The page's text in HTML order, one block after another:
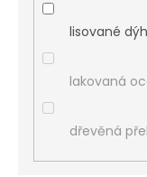
lisované
lakovaná
dřevěná